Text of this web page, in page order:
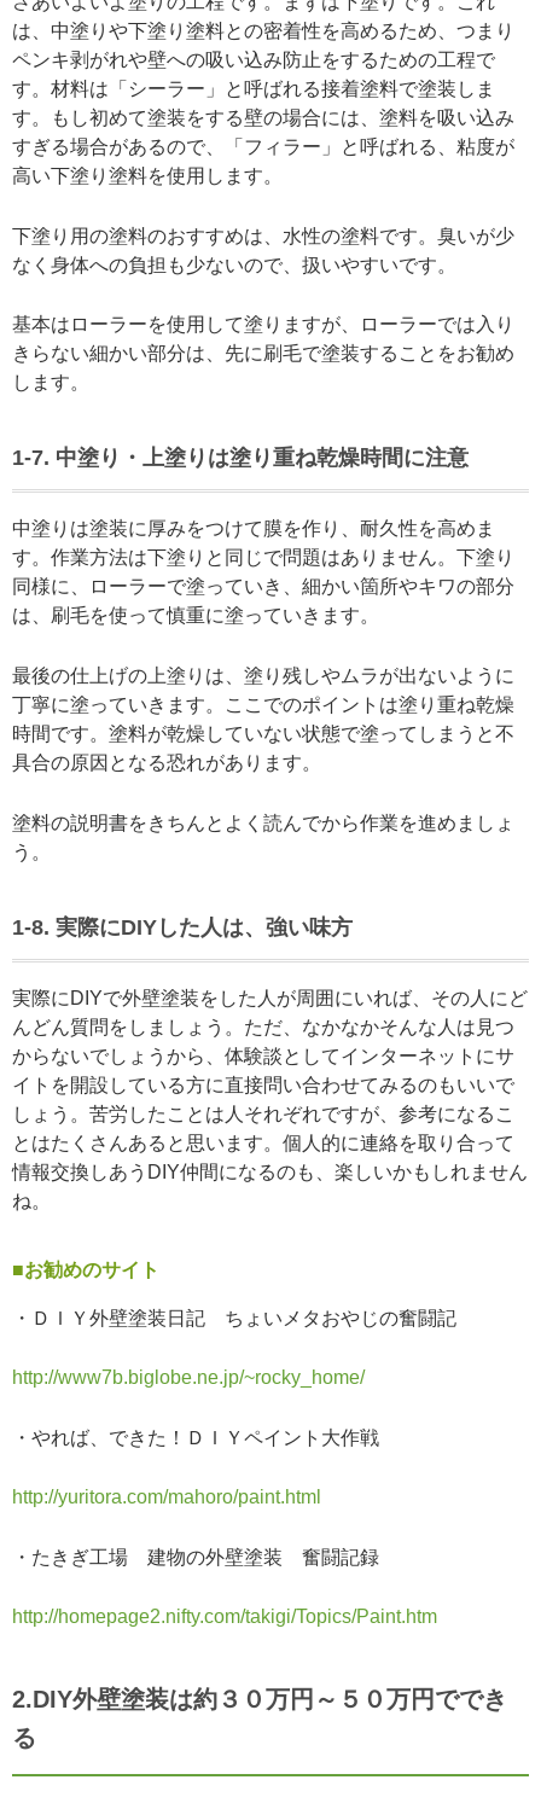
は、中塗りや下塗り塗料との密着性を高めるため、つまり
ペンキ剥がれや壁への吸い込み防止をするための工程で
す。材料は「シーラー」と呼ばれる接着塗料で塗装しま
す。もし初めて塗装をする壁の場合には、塗料を吸い込み
すぎる場合があるので、「フィラー」と呼ばれる、粘度が
高い下塗り塗料を使用します。
下塗り用の塗料のおすすめは、水性の塗料です。臭いが少
なく身体への負担も少ないので、扱いやすいです。
基本はローラーを使用して塗りますが、ローラーでは入り
きらない細かい部分は、先に刷毛で塗装することをお勧め
します。
1-7. 中塗り・上塗りは塗り重ね乾燥時間に注意
中塗りは塗装に厚みをつけて膜を作り、耐久性を高めま
す。作業方法は下塗りと同じで問題はありません。下塗り
同様に、ローラーで塗っていき、細かい箇所やキワの部分
は、刷毛を使って慎重に塗っていきます。
最後の仕上げの上塗りは、塗り残しやムラが出ないように
丁寧に塗っていきます。ここでのポイントは塗り重ね乾燥
時間です。塗料が乾燥していない状態で塗ってしまうと不
具合の原因となる恐れがあります。
塗料の説明書をきちんとよく読んでから作業を進めましょ
う。
1-8. 実際にDIYした人は、強い味方
実際にDIYで外壁塗装をした人が周囲にいれば、その人にど
んどん質問をしましょう。ただ、なかなかそんな人は見つ
からないでしょうから、体験談としてインターネットにサ
イトを開設している方に直接問い合わせてみるのもいいで
しょう。苦労したことは人それぞれですが、参考になるこ
とはたくさんあると思います。個人的に連絡を取り合って
情報交換しあうDIY仲間になるのも、楽しいかもしれません
ね。
■お勧めのサイト
・ＤＩＹ外壁塗装日記 ちょいメタおやじの奮闘記
http://www7b.biglobe.ne.jp/~rocky_home/
・やれば、できた！ＤＩＹペイント大作戦
http://yuritora.com/mahoro/paint.html
・たきぎ工場 建物の外壁塗装 奮闘記録
http://homepage2.nifty.com/takigi/Topics/Paint.htm
2.DIY外壁塗装は約３０万円～５０万円ででき
る